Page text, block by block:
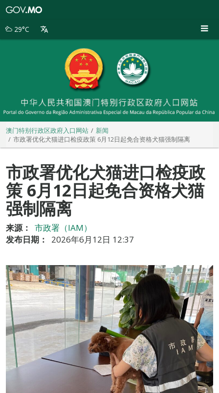
别
29°C
澳门特别行政区政府入口网站
新闻
市政署优化犬猫进口检疫政策 6月12日起免合资格犬猫强制隔离
市政署优化犬猫进口检疫政
策 6月12日起免合资格犬猫
强制隔离
来源：
市政署（IAM）
发布日期：
2026年6月12日 12:37